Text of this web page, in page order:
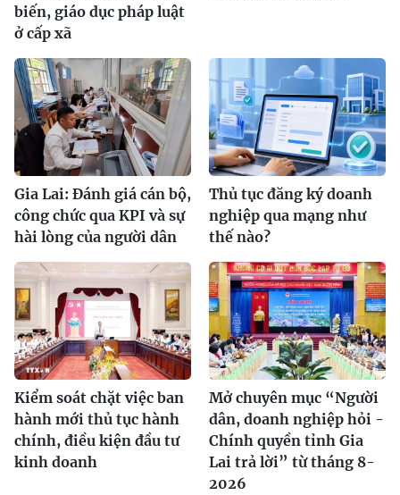
biến, giáo dục pháp luật
ở cấp xã
Gia Lai: Đánh giá cán bộ,
công chức qua KPI và sự
hài lòng của người dân
Thủ tục đăng ký doanh
nghiệp qua mạng như
thế nào?
Kiểm soát chặt việc ban
hành mới thủ tục hành
chính, điều kiện đầu tư
kinh doanh
Mở chuyên mục “Người
dân, doanh nghiệp hỏi -
Chính quyền tỉnh Gia
Lai trả lời” từ tháng 8-
2026